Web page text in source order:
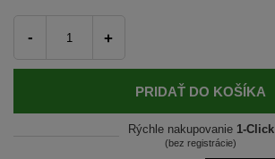
- +
PRIDAŤ DO KOŠÍKA
Rýchle nakupovanie 1-Click
(bez registrácie)